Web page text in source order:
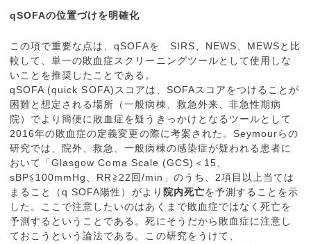
qSOFAの位置づけを明確化
この項で重要な点は、qSOFAを SIRS、NEWS、MEWSと比
較して、単一の敗血症スクリーニングツールとして使用しな
いことを推奨したことである。
qSOFA (quick SOFA)スコアは、SOFAスコアをつけることが
困難と想定される場所（一般病棟、救急外来、非急性期病
院）でより簡便に敗血症を疑うきっかけとなるツールとして
2016年の敗血症の定義変更の際に考案された。Seymourらの
研究では、院外、救急、一般病棟の感染症が疑われる患者に
おいて「Glasgow Coma Scale (GCS)＜15、
sBP≦100mmHg、RR≧22回/min」のうち、2項目以上当ては
まること（q SOFA陽性）がより 院内死亡を予測することを示
した。ここで注意したいのはあくまで敗血症ではなく死亡を
予測するということである。死にそうだから敗血症に注意し
ておこうという論法である。この研究をうけて、